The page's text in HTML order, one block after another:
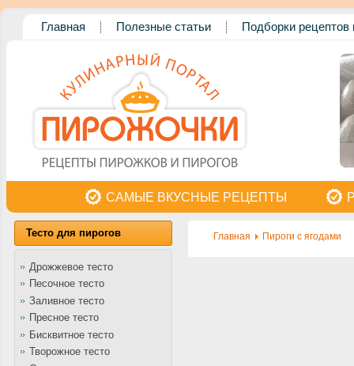
Главная Полезные статьи Подборки рецептов
САМЫЕ ВКУСНЫЕ РЕЦЕПТЫ
Тесто для пирогов
Дрожжевое тесто
Песочное тесто
Заливное тесто
Пресное тесто
Бисквитное тесто
Творожное тесто
Главная Пироги с ягодами